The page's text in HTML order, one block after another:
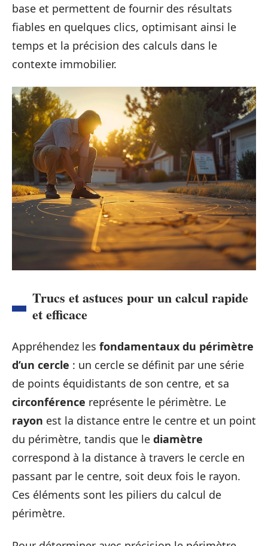
base et permettent de fournir des résultats
fiables en quelques clics, optimisant ainsi le
temps et la précision des calculs dans le
contexte immobilier.
Trucs et astuces pour un calcul rapide
et efficace
Appréhendez les fondamentaux du périmètre
d’un cercle : un cercle se définit par une série
de points équidistants de son centre, et sa
circonférence représente le périmètre. Le
rayon est la distance entre le centre et un point
du périmètre, tandis que le diamètre
correspond à la distance à travers le cercle en
passant par le centre, soit deux fois le rayon.
Ces éléments sont les piliers du calcul de
périmètre.